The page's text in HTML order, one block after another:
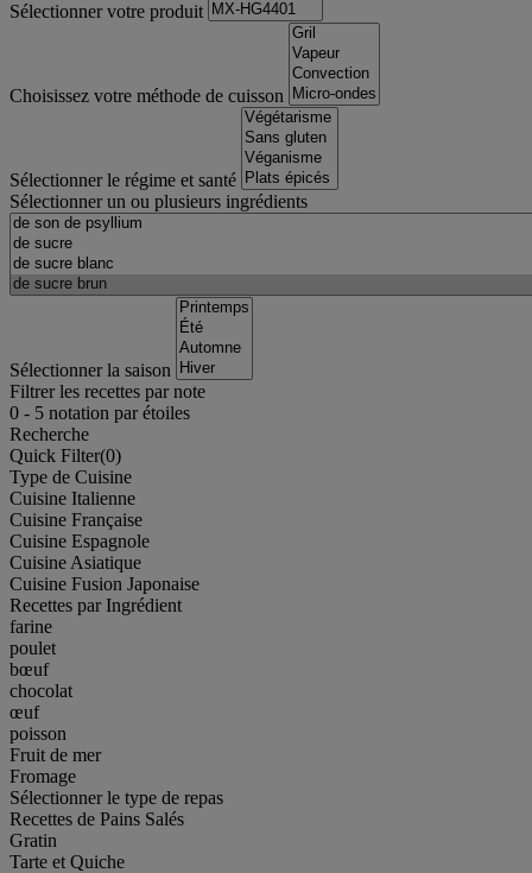
Sélectionner votre produit
Choisissez votre méthode de cuisson
Sélectionner le régime et santé
Sélectionner un ou plusieurs ingrédients
Sélectionner la saison
Filtrer les recettes par note
0 - 5 notation par étoiles
Recherche
Quick Filter(0)
Type de Cuisine
Cuisine Italienne
Cuisine Française
Cuisine Espagnole
Cuisine Asiatique
Cuisine Fusion Japonaise
Recettes par Ingrédient
farine
poulet
bœuf
chocolat
œuf
poisson
Fruit de mer
Fromage
Sélectionner le type de repas
Recettes de Pains Salés
Gratin
Tarte et Quiche